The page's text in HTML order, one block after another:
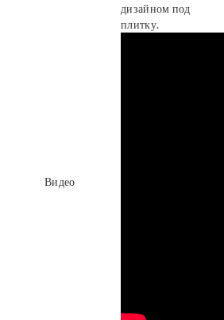
дизайном под
плитку.
Видео